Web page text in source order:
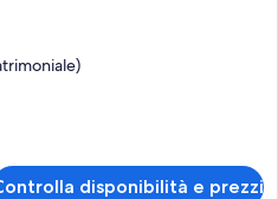
disponibilità e prezzi